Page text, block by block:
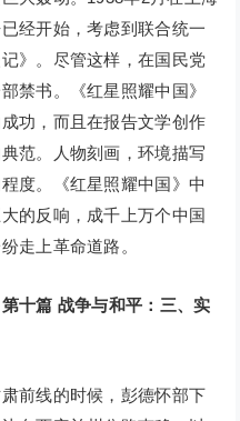
经开始，考虑到联合统一
》。尽管这样，在国民党
禁书。《红星照耀中国》
功，而且在报告文学创作
范。人物刻画，环境描写
度。《红星照耀中国》中
的反响，成千上万个中国
走上革命道路。
十篇 战争与和平：三、实
前线的时候，彭德怀部下